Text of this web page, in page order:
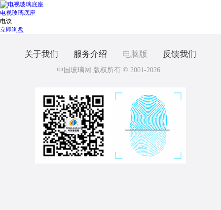
电视玻璃底座
电议
立即询盘
关于我们 服务介绍 电脑版 反馈我们
中国玻璃网 版权所有 © 2001-2026